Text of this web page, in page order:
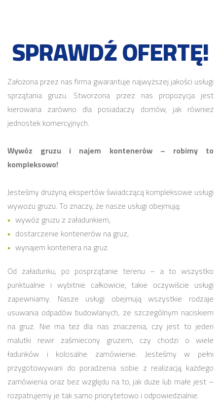
SPRAWDŹ OFERTĘ!
Założona przez nas firma gwarantuje najwyższej jakości usługi
sprzątania gruzu. Stworzona przez nas propozycja jest
kierowana zarówno dla posiadaczy domów, jak również
jednostek komercyjnych.
Wywóz gruzu i najem kontenerów – robimy to
kompleksowo!
Jesteśmy drużyną ekspertów świadczącą kompleksowe usługi
wywozu gruzu. To znaczy, że nasze usługi obejmują:
wywóz gruzu z załadunkiem,
dostarczenie kontenerów na gruz,
wynajem kontenera na gruz.
Od załadunku, po posprzątanie terenu – a to wszystko
punktualnie i wybitnie całkowicie, takie oczywiście usługi
zapewniamy. Nasze usługi obejmują wszystkie rodzaje
usuwania odpadów budowlanych, ze szczególnym naciskiem
na gruz. Nie ma też dla nas znaczenia, czy jest to jeden
malutki rewir zaśmiecony gruzem, czy chodzi o wiele
ładunków i kolosalne zamówienie. Jesteśmy w pełni
przygotowywani do poradzenia sobie z realizacją każdego
zamówienia oraz bez względu na to, jak duże lub małe jest –
rozpatrujemy je tak samo priorytetowo i odpowiedzialnie.